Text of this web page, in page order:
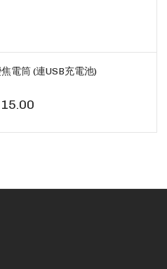
電筒 (連USB充電池)